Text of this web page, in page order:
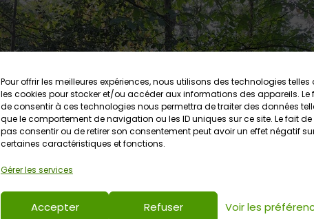
Pour offrir les meilleures expériences, nous utilisons des technologies telles
les cookies pour stocker et/ou accéder aux informations des appareils. Le
de consentir à ces technologies nous permettra de traiter des données
que le comportement de navigation ou les ID uniques sur ce site. Le fait de
pas consentir ou de retirer son consentement peut avoir un effet négatif
certaines caractéristiques et fonctions.
Gérer les services
Accepter Refuser Voir les